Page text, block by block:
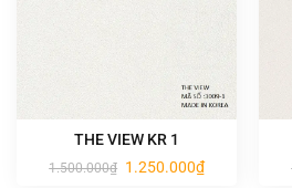
THE VIEW KR 1
1.500.000₫ Giá
1.250.000₫Giá
hiện